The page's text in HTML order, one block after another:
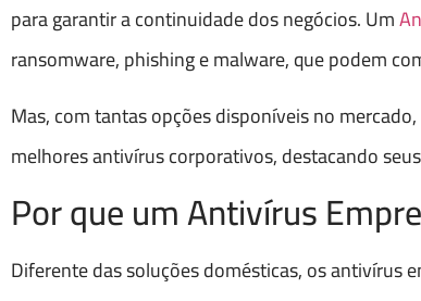
para garantir a continuidade dos negócios. Um
ransomware, phishing e malware, que podem
Mas, com tantas opções disponíveis no
melhores antivírus corporativos, destacando
Por que um Antivírus
Diferente das soluções domésticas, os antivírus